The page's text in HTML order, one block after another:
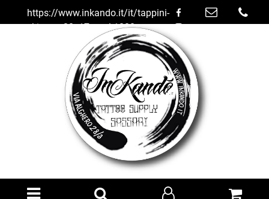
https://www.inkando.it/it/tappini-
skinpop-20x17mm-l-1000pz
Open menu